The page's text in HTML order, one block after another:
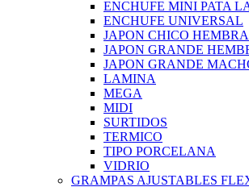
ENCHUFE MINI PATA
ENCHUFE UNIVERSAL
JAPON CHICO HEMBRA
JAPON GRANDE
JAPON GRANDE
LAMINA
MEGA
MIDI
SURTIDOS
TERMICO
TIPO PORCELANA
VIDRIO
GRAMPAS AJUSTABLES